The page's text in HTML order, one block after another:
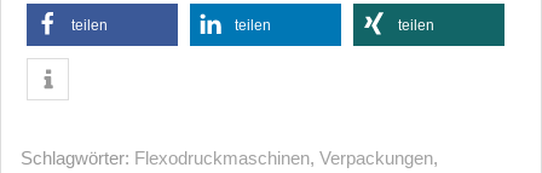
teilen teilen teilen
Schlagwörter: Flexodruckmaschinen, Verpackungen,